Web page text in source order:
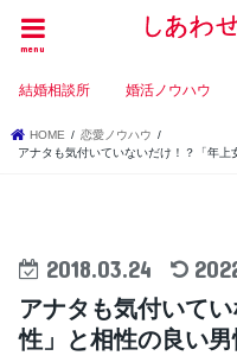
menu
結婚相談所 婚活ノウハウ
HOME
恋愛ノウハウ
アナタも気付いていないだけ！？「年上
2018.03.24
アナタも気付いて
性」と相性の良い